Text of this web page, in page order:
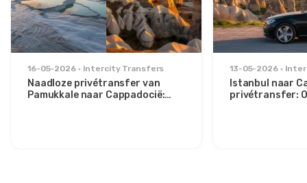
16-05-2026 Intercity Transfers
Naadloze privétransfer van
Pamukkale naar Cappadocië:
13-05-2026
Istanbul naar
privétransfer: